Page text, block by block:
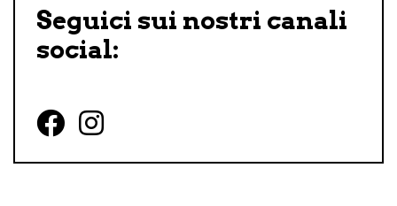
Seguici sui nostri canali
social:
Follow us on Facebook
Follow us on Instagram